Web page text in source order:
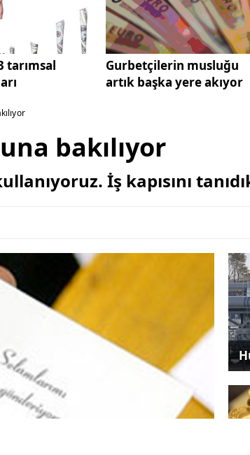
tarımsal
Gurbetçilerin musluğu
artık başka yere akıyor
bakılıyor
İş kapısını